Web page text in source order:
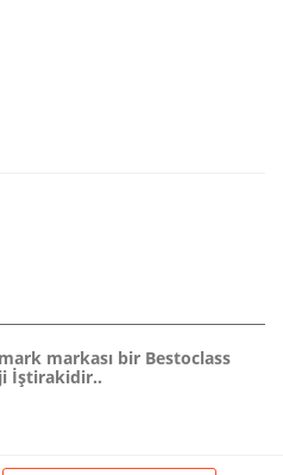
markası bir Bestoclass
İştirakidir..